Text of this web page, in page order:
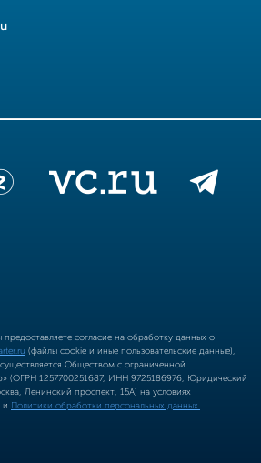
предоставляете согласие на обработку данных о
(файлы cookie и иные пользовательские данные),
Обществом с ограниченной
(ОГРН 1257700251687, ИНН 9725186976, Юридический
Ленинский проспект, 15А) на условиях
и Политики обработки персональных данных.